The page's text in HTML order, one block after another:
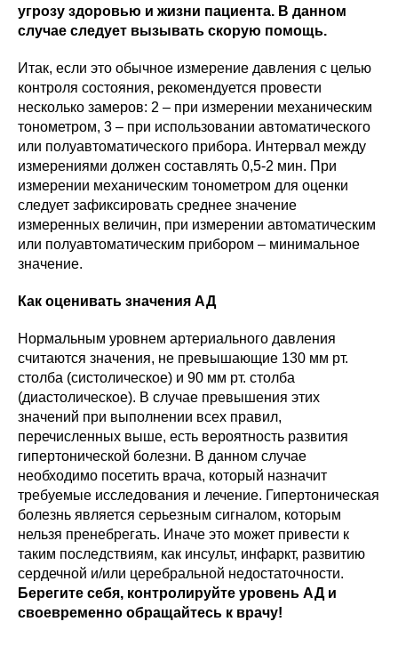
угрозу здоровью и жизни пациента. В данном
случае следует вызывать скорую помощь.
Итак, если это обычное измерение давления с целью
контроля состояния, рекомендуется провести
несколько замеров: 2 – при измерении механическим
тонометром, 3 – при использовании автоматического
или полуавтоматического прибора. Интервал между
измерениями должен составлять 0,5-2 мин. При
измерении механическим тонометром для оценки
следует зафиксировать среднее значение
измеренных величин, при измерении автоматическим
или полуавтоматическим прибором – минимальное
значение.
Как оценивать значения АД
Нормальным уровнем артериального давления
считаются значения, не превышающие 130 мм рт.
столба (систолическое) и 90 мм рт. столба
(диастолическое). В случае превышения этих
значений при выполнении всех правил,
перечисленных выше, есть вероятность развития
гипертонической болезни. В данном случае
необходимо посетить врача, который назначит
требуемые исследования и лечение. Гипертоническая
болезнь является серьезным сигналом, которым
нельзя пренебрегать. Иначе это может привести к
таким последствиям, как инсульт, инфаркт, развитию
сердечной и/или церебральной недостаточности.
Берегите себя, контролируйте уровень АД и
своевременно обращайтесь к врачу!